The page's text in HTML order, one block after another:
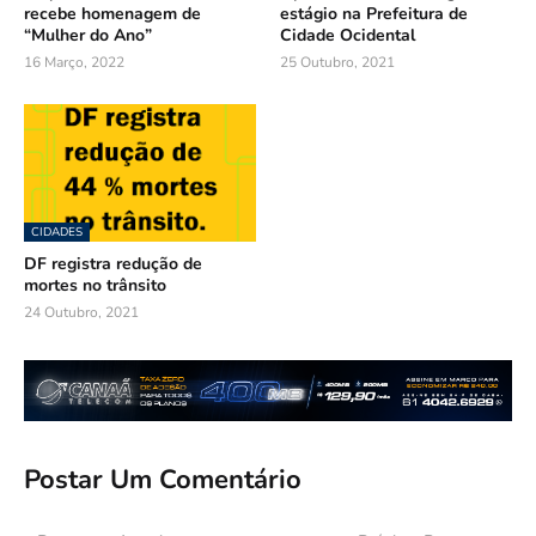
recebe homenagem de
“Mulher do Ano”
16 Março, 2022
estágio na Prefeitura de
Cidade Ocidental
25 Outubro, 2021
CIDADES
DF registra redução de
mortes no trânsito
24 Outubro, 2021
Postar Um Comentário